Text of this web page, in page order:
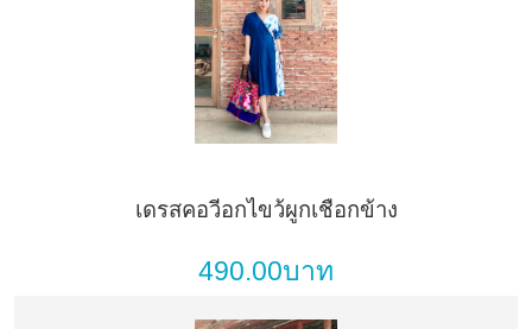
เดรสคอวีอกไขว้ผูกเชือกข้าง
490.00บาท